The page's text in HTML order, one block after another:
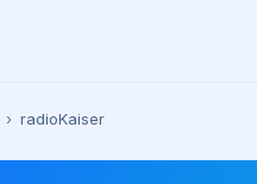
› radioKaiser